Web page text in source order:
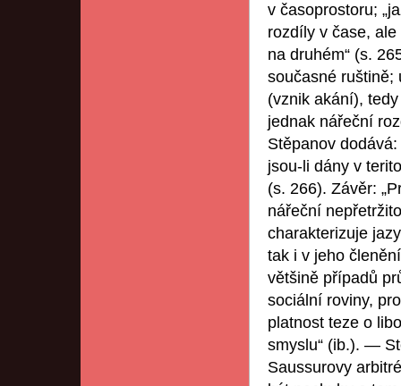
v časoprostoru;
rozdíly v čase,
na druhém“ (s.
současné ruštině;
(vznik akání),
jednak nářeční
Stěpanov
jsou-li dány v
(s. 266). Závěr:
nářeční
charakterizuje
tak i v jeho
většině případů
sociální roviny,
platnost teze o
smyslu“ (ib.). —
Saussurovy